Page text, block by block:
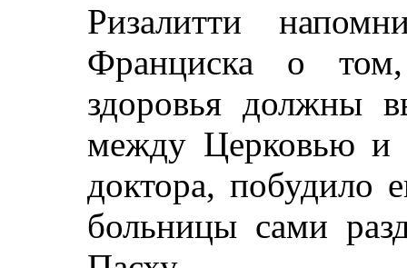
Ризалитти
Франциска о
здоровья должны
между Церковью и
доктора, побудило
больницы сами